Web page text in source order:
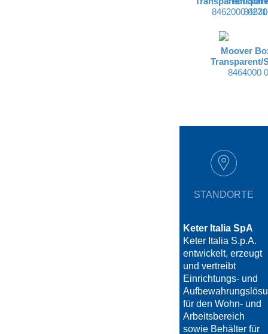
8462000 0271
Moover
Transparent/
8464000
STANDORTE
Keter Italia SpA
Keter Italia S.p.A.
entwickelt, erzeugt
und vertreibt
Einrichtungs- und
für den Wohn- und
Arbeitsbereich
sowie Behälter für